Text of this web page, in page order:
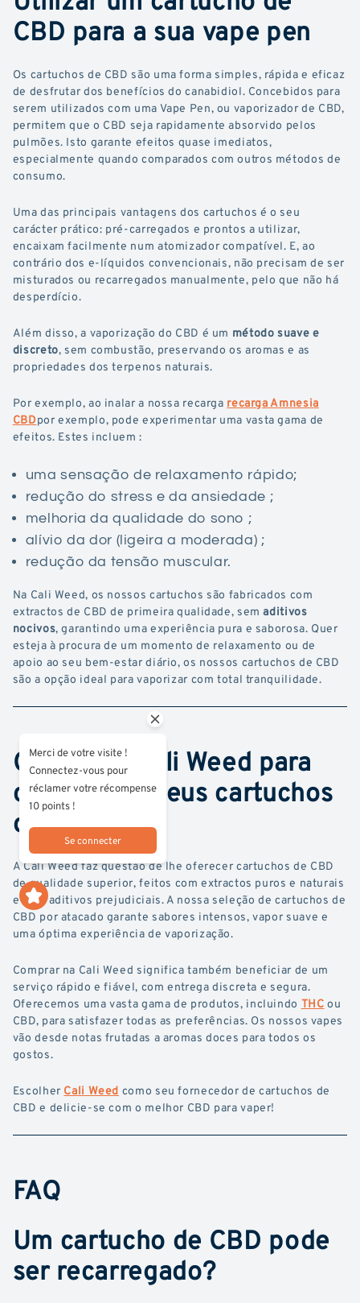
CBD para a sua vape pen
Os cartuchos de CBD são uma forma simples, rápida e eficaz
de desfrutar dos benefícios do canabidiol. Concebidos para
serem utilizados com uma Vape Pen, ou vaporizador de CBD,
permitem que o CBD seja rapidamente absorvido pelos
pulmões. Isto garante efeitos quase imediatos,
especialmente quando comparados com outros métodos de
consumo.
Uma das principais vantagens dos cartuchos é o seu
carácter prático: pré-carregados e prontos a utilizar,
encaixam facilmente num atomizador compatível. E, ao
contrário dos e-líquidos convencionais, não precisam de ser
misturados ou recarregados manualmente, pelo que não há
desperdício.
Além disso, a vaporização do CBD é um método suave e
discreto, sem combustão, preservando os aromas e as
propriedades dos terpenos naturais.
Por exemplo, ao inalar a nossa recarga recarga Amnesia
CBDpor exemplo, pode experimentar uma vasta gama de
efeitos. Estes incluem :
uma sensação de relaxamento rápido;
redução do stress e da ansiedade ;
melhoria da qualidade do sono ;
alívio da dor (ligeira a moderada) ;
redução da tensão muscular.
Na Cali Weed, os nossos cartuchos são fabricados com
extractos de CBD de primeira qualidade, semaditivos
nocivos, garantindo uma experiência pura e saborosa. Quer
esteja à procura de um momento de relaxamento ou de
apoio ao seu bem-estar diário, os nossos cartuchos de CBD
são a opção ideal para vaporizar com total tranquilidade.
Confie na Cali Weed para
comprar os seus cartuchos
de CBD
A Cali Weed faz questão de lhe oferecer cartuchos de CBD
de qualidade superior, feitos com extractos puros e naturais
e sem aditivos prejudiciais. A nossa seleção de cartuchos de
CBD por atacado garante sabores intensos, vapor suave e
uma óptima experiência de vaporização.
Comprar na Cali Weed significa também beneficiar de um
serviço rápido e fiável, com entrega discreta e segura.
Oferecemos uma vasta gama de produtos, incluindo THCou
CBD, para satisfazer todas as preferências. Os nossos vapes
vão desde notas frutadas a aromas doces para todos os
gostos.
Escolher Cali Weed como seu fornecedor de cartuchos de
CBD e delicie-se com o melhor CBD para vaper!
FAQ
Um cartucho de CBD pode
ser recarregado?
Merci de votre visite !
Connectez-vous pour
réclamer votre récompense
10 points !
Se connecter